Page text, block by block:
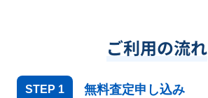
ご利用の流れ
STEP 1 無料査定申し込み